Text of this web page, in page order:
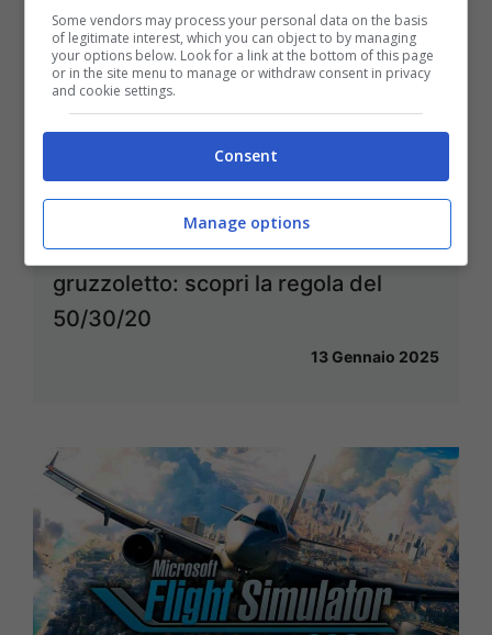
Come mettere da parte un bel
gruzzoletto: scopri la regola del
50/30/20
13 Gennaio 2025
Some vendors may process your personal data on the basis
of legitimate interest, which you can object to by managing
your options below. Look for a link at the bottom of this page
or in the site menu to manage or withdraw consent in privacy
and cookie settings.
Consent
Manage options